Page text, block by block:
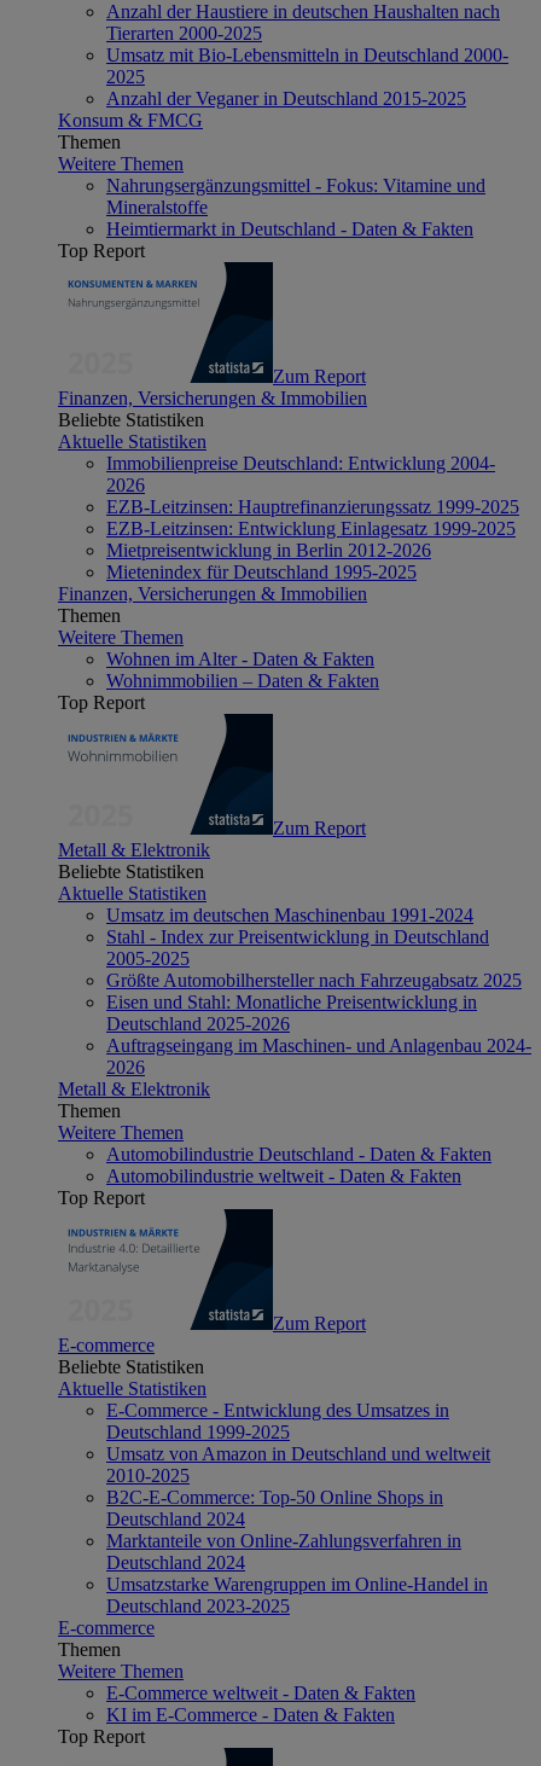
Anzahl der Haustiere in deutschen Haushalten nach
Tierarten 2000-2025
Umsatz mit Bio-Lebensmitteln in Deutschland 2000-
2025
Anzahl der Veganer in Deutschland 2015-2025
Konsum & FMCG
Themen
Weitere Themen
Nahrungsergänzungsmittel - Fokus: Vitamine und
Mineralstoffe
Heimtiermarkt in Deutschland - Daten & Fakten
Top Report
Zum Report
Finanzen, Versicherungen & Immobilien
Beliebte Statistiken
Aktuelle Statistiken
Immobilienpreise Deutschland: Entwicklung 2004-
2026
EZB-Leitzinsen: Hauptrefinanzierungssatz 1999-2025
EZB-Leitzinsen: Entwicklung Einlagesatz 1999-2025
Mietpreisentwicklung in Berlin 2012-2026
Mietenindex für Deutschland 1995-2025
Finanzen, Versicherungen & Immobilien
Themen
Weitere Themen
Wohnen im Alter - Daten & Fakten
Wohnimmobilien – Daten & Fakten
Top Report
Zum Report
Metall & Elektronik
Beliebte Statistiken
Aktuelle Statistiken
Umsatz im deutschen Maschinenbau 1991-2024
Stahl - Index zur Preisentwicklung in Deutschland
2005-2025
Größte Automobilhersteller nach Fahrzeugabsatz 2025
Eisen und Stahl: Monatliche Preisentwicklung in
Deutschland 2025-2026
Auftragseingang im Maschinen- und Anlagenbau 2024-
2026
Metall & Elektronik
Themen
Weitere Themen
Automobilindustrie Deutschland - Daten & Fakten
Automobilindustrie weltweit - Daten & Fakten
Top Report
Zum Report
E-commerce
Beliebte Statistiken
Aktuelle Statistiken
E-Commerce - Entwicklung des Umsatzes in
Deutschland 1999-2025
Umsatz von Amazon in Deutschland und weltweit
2010-2025
B2C-E-Commerce: Top-50 Online Shops in
Deutschland 2024
Marktanteile von Online-Zahlungsverfahren in
Deutschland 2024
Umsatzstarke Warengruppen im Online-Handel in
Deutschland 2023-2025
E-commerce
Themen
Weitere Themen
E-Commerce weltweit - Daten & Fakten
KI im E-Commerce - Daten & Fakten
Top Report